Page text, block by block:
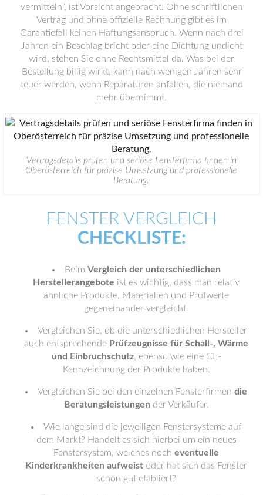
vermitteln“, ist Vorsicht angebracht. Ohne schriftlichen
Vertrag und ohne offizielle Rechnung gibt es im
Garantiefall keinen Haftungsanspruch. Wenn nach drei
Jahren ein Beschlag bricht oder eine Dichtung undicht
wird, stehen Sie ohne Rechtsmittel da. Was bei der
Bestellung billig wirkt, kann nach wenigen Jahren sehr
teuer werden, wenn Reparaturen anfallen, die niemand
mehr übernimmt.
Vertragsdetails prüfen und seriöse Fensterfirma finden in
Oberösterreich für präzise Umsetzung und professionelle
Beratung.
FENSTER VERGLEICH
CHECKLISTE:
Beim Vergleich der unterschiedlichen
Herstellerangebote ist es wichtig, dass man relativ
ähnliche Produkte, Materialien und Prüfwerte
gegeneinander vergleicht.
Vergleichen Sie, ob die unterschiedlichen Hersteller
auch entsprechende Prüfzeugnisse für Schall-, Wärme
und Einbruchschutz, ebenso wie eine CE-
Kennzeichnung der Produkte haben.
Vergleichen Sie bei den einzelnen Fensterfirmen die
Beratungsleistungen der Verkäufer.
Wie lange sind die jeweiligen Fenstersysteme auf
dem Markt? Handelt es sich hierbei um ein neues
Fenstersystem, welches noch eventuelle
Kinderkrankheiten aufweist oder hat sich das Fenster
schon gut etabliert?